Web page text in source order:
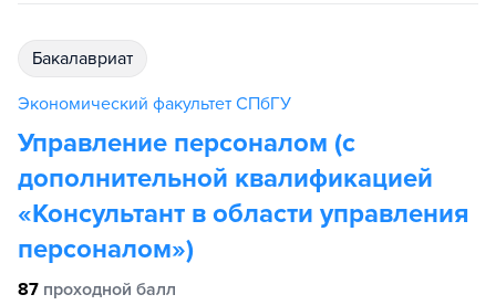
бакалавриат
Экономический факультет СПбГУ
Управление персоналом (с
дополнительной квалификацией
«Консультант в области управления
персоналом»)
87 проходной балл